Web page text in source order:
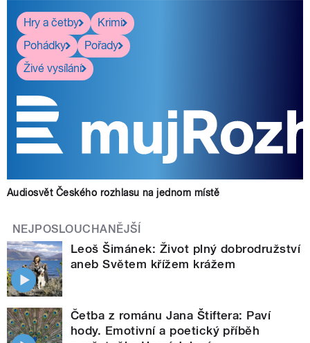
Hry a četby
Krimi
Pohádky
Pořady
Živé vysílání
Audiosvět Českého rozhlasu na jednom místě
NEJPOSLOUCHANĚJŠÍ
Leoš Šimánek: Život plný dobrodružství
aneb Světem křížem krážem
Četba z románu Jana Štiftera: Paví
hody. Emotivní a poetický příběh